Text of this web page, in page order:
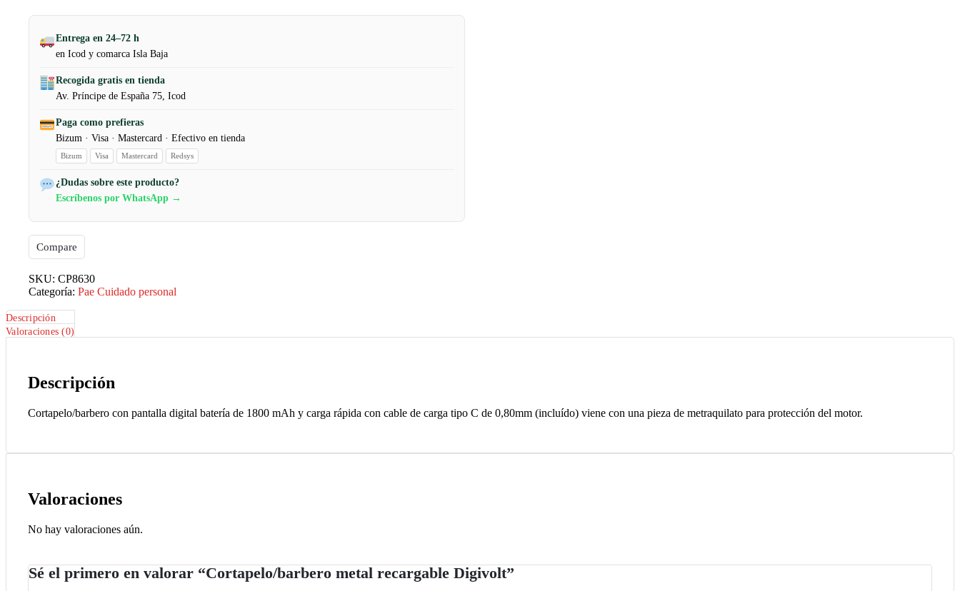
Entrega en 24–72 h
en Icod y comarca Isla Baja
Recogida gratis en tienda
Av. Príncipe de España 75, Icod
Paga como prefieras
Bizum · Visa · Mastercard · Efectivo en tienda
Bizum Visa Mastercard Redsys
¿Dudas sobre este producto?
Escríbenos por WhatsApp →
Compare
SKU: CP8630
Categoría: Pae Cuidado personal
Descripción
Valoraciones (0)
Descripción
Cortapelo/barbero con pantalla digital batería de 1800 mAh y carga rápida con cable de carga tipo C de 0,80mm (incluído) viene con una pieza de metraquilato para protección del motor.
Valoraciones
No hay valoraciones aún.
Sé el primero en valorar “Cortapelo/barbero metal recargable Digivolt”